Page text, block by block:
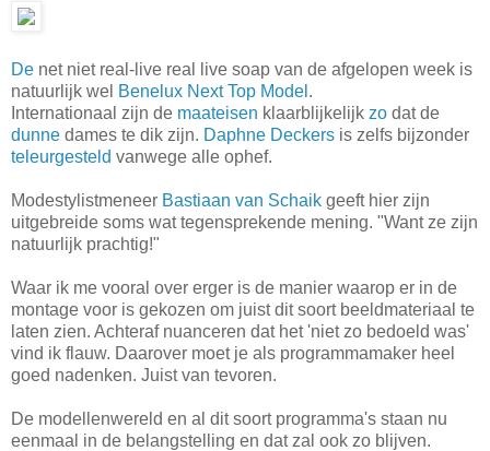
De net niet real-live real live soap van de afgelopen week is
natuurlijk wel Benelux Next Top Model .
Internationaal zijn de maateisen klaarblijkelijk zo dat de
dunne dames te dik zijn. Daphne Deckers is zelfs bijzonder
teleurgesteld vanwege alle ophef.
Modestylistmeneer Bastiaan van Schaik geeft hier zijn
uitgebreide soms wat tegensprekende mening. "Want ze zijn
natuurlijk prachtig!"
Waar ik me vooral over erger is de manier waarop er in de
montage voor is gekozen om juist dit soort beeldmateriaal te
laten zien. Achteraf nuanceren dat het 'niet zo bedoeld was'
vind ik flauw. Daarover moet je als programmamaker heel
goed nadenken. Juist van tevoren.
De modellenwereld en al dit soort programma's staan nu
eenmaal in de belangstelling en dat zal ook zo blijven.